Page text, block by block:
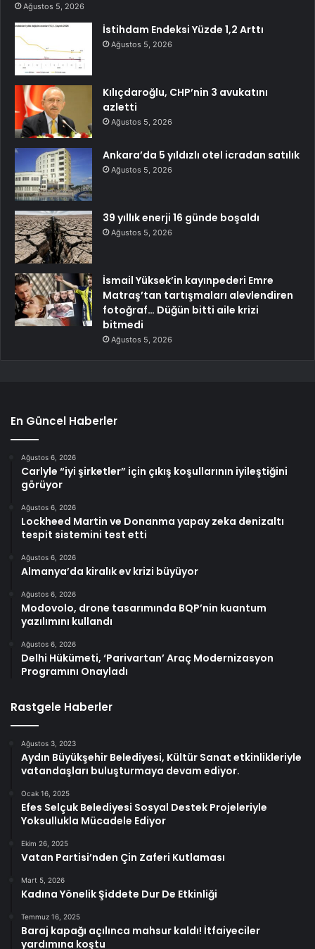
Ağustos 5, 2026
İstihdam Endeksi Yüzde 1,2 Arttı
Ağustos 5, 2026
Kılıçdaroğlu, CHP’nin 3 avukatını
azletti
Ağustos 5, 2026
Ankara’da 5 yıldızlı otel icradan satılık
Ağustos 5, 2026
39 yıllık enerji 16 günde boşaldı
Ağustos 5, 2026
İsmail Yüksek’in kayınpederi Emre
Matraş’tan tartışmaları alevlendiren
fotoğraf… Düğün bitti aile krizi
bitmedi
Ağustos 5, 2026
En Güncel Haberler
Ağustos 6, 2026
Carlyle “iyi şirketler” için çıkış koşullarının iyileştiğini
görüyor
Ağustos 6, 2026
Lockheed Martin ve Donanma yapay zeka denizaltı
tespit sistemini test etti
Ağustos 6, 2026
Almanya’da kiralık ev krizi büyüyor
Ağustos 6, 2026
Modovolo, drone tasarımında BQP’nin kuantum
yazılımını kullandı
Ağustos 6, 2026
Delhi Hükümeti, ‘Parivartan’ Araç Modernizasyon
Programını Onayladı
Rastgele Haberler
Ağustos 3, 2023
Aydın Büyükşehir Belediyesi, Kültür Sanat etkinlikleriyle
vatandaşları buluşturmaya devam ediyor.
Ocak 16, 2025
Efes Selçuk Belediyesi Sosyal Destek Projeleriyle
Yoksullukla Mücadele Ediyor
Ekim 26, 2025
Vatan Partisi’nden Çin Zaferi Kutlaması
Mart 5, 2026
Kadına Yönelik Şiddete Dur De Etkinliği
Temmuz 16, 2025
Baraj kapağı açılınca mahsur kaldı! İtfaiyeciler
yardımına koştu